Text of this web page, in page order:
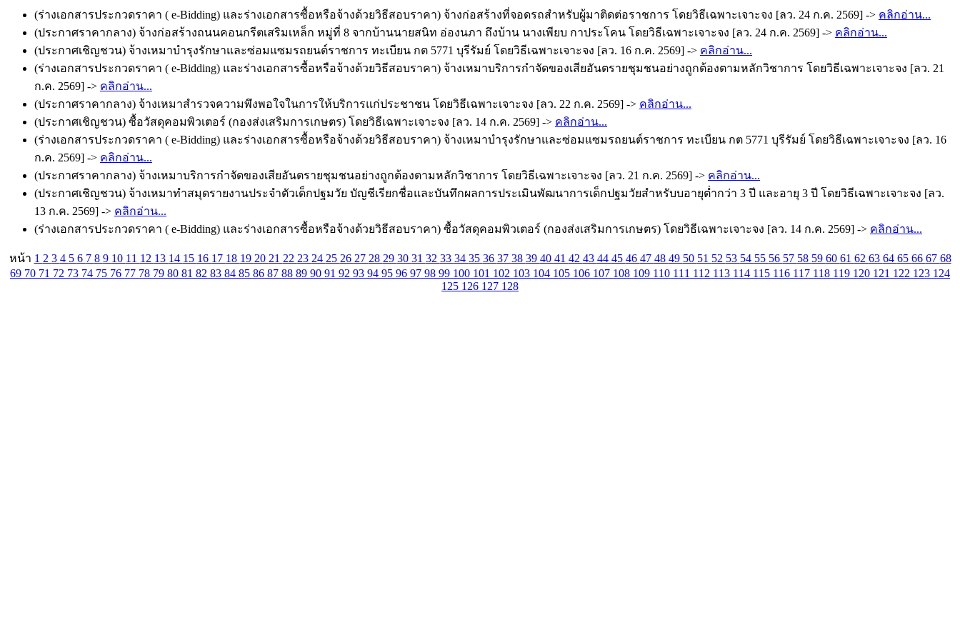
(ร่างเอกสารประกวดราคา ( e-Bidding) และร่างเอกสารซื้อหรือจ้างด้วยวิธีสอบราคา) จ้างก่อสร้างที่จอดรถสำหรับผู้มาติดต่อราชการ โดยวิธีเฉพาะเจาะจง [ลว. 24 ก.ค. 2569] -> คลิกอ่าน...
(ประกาศราคากลาง) จ้างก่อสร้างถนนคอนกรีตเสริมเหล็ก หมู่ที่ 8 จากบ้านนายสนิท อ่องนภา ถึงบ้าน นางเพียบ กาประโคน โดยวิธีเฉพาะเจาะจง [ลว. 24 ก.ค. 2569] -> คลิกอ่าน...
(ประกาศเชิญชวน) จ้างเหมาบำรุงรักษาและซ่อมแซมรถยนต์ราชการ ทะเบียน กต 5771 บุรีรัมย์ โดยวิธีเฉพาะเจาะจง [ลว. 16 ก.ค. 2569] -> คลิกอ่าน...
(ร่างเอกสารประกวดราคา ( e-Bidding) และร่างเอกสารซื้อหรือจ้างด้วยวิธีสอบราคา) จ้างเหมาบริการกำจัดของเสียอันตรายชุมชนอย่างถูกต้องตามหลักวิชาการ โดยวิธีเฉพาะเจาะจง [ลว. 21
ก.ค. 2569] -> คลิกอ่าน...
(ประกาศราคากลาง) จ้างเหมาสำรวจความพึงพอใจในการให้บริการแก่ประชาชน โดยวิธีเฉพาะเจาะจง [ลว. 22 ก.ค. 2569] -> คลิกอ่าน...
(ประกาศเชิญชวน) ซื้อวัสดุคอมพิวเตอร์ (กองส่งเสริมการเกษตร) โดยวิธีเฉพาะเจาะจง [ลว. 14 ก.ค. 2569] -> คลิกอ่าน...
(ร่างเอกสารประกวดราคา ( e-Bidding) และร่างเอกสารซื้อหรือจ้างด้วยวิธีสอบราคา) จ้างเหมาบำรุงรักษาและซ่อมแซมรถยนต์ราชการ ทะเบียน กต 5771 บุรีรัมย์ โดยวิธีเฉพาะเจาะจง [ลว. 16
ก.ค. 2569] -> คลิกอ่าน...
(ประกาศราคากลาง) จ้างเหมาบริการกำจัดของเสียอันตรายชุมชนอย่างถูกต้องตามหลักวิชาการ โดยวิธีเฉพาะเจาะจง [ลว. 21 ก.ค. 2569] -> คลิกอ่าน...
(ประกาศเชิญชวน) จ้างเหมาทำสมุดรายงานประจำตัวเด็กปฐมวัย บัญชีเรียกชื่อและบันทึกผลการประเมินพัฒนาการเด็กปฐมวัยสำหรับบอายุต่ำกว่า 3 ปี และอายุ 3 ปี โดยวิธีเฉพาะเจาะจง [ลว.
13 ก.ค. 2569] -> คลิกอ่าน...
(ร่างเอกสารประกวดราคา ( e-Bidding) และร่างเอกสารซื้อหรือจ้างด้วยวิธีสอบราคา) ซื้อวัสดุคอมพิวเตอร์ (กองส่งเสริมการเกษตร) โดยวิธีเฉพาะเจาะจง [ลว. 14 ก.ค. 2569] -> คลิกอ่าน...
หน้า 1 2 3 4 5 6 7 8 9 10 11 12 13 14 15 16 17 18 19 20 21 22 23 24 25 26 27 28 29 30 31 32 33 34 35 36 37 38 39 40 41 42 43 44 45 46 47 48 49 50 51 52 53 54 55 56 57 58 59 60 61 62 63 64 65 66 67 68
69 70 71 72 73 74 75 76 77 78 79 80 81 82 83 84 85 86 87 88 89 90 91 92 93 94 95 96 97 98 99 100 101 102 103 104 105 106 107 108 109 110 111 112 113 114 115 116 117 118 119 120 121 122 123 124
125 126 127 128